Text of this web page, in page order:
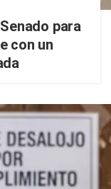
para
con un